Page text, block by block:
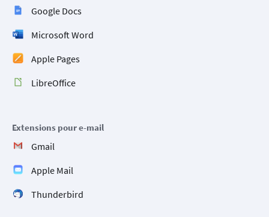
Google Docs
Microsoft Word
Apple Pages
LibreOffice
Extensions pour e-mail
Gmail
Apple Mail
Thunderbird